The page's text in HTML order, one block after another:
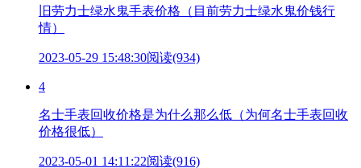
旧劳力士绿水鬼手表价格（目前劳力士绿水鬼价钱行
情）
2023-05-29 15:48:30阅读(934)
4
名士手表回收价格是为什么那么低（为何名士手表回收
价格很低）
2023-05-01 14:11:22阅读(916)